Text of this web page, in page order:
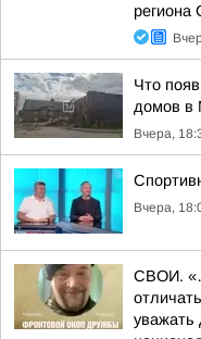
региона
Что
домов в
Вчера,
Вчера,
СВОИ.
уважать